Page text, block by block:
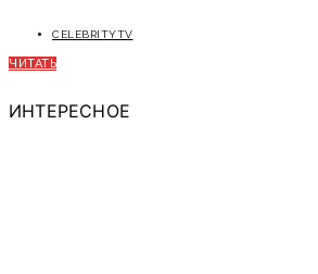
CELEBRITYTV
ЧИТАТЬ
ИНТЕРЕСНОЕ